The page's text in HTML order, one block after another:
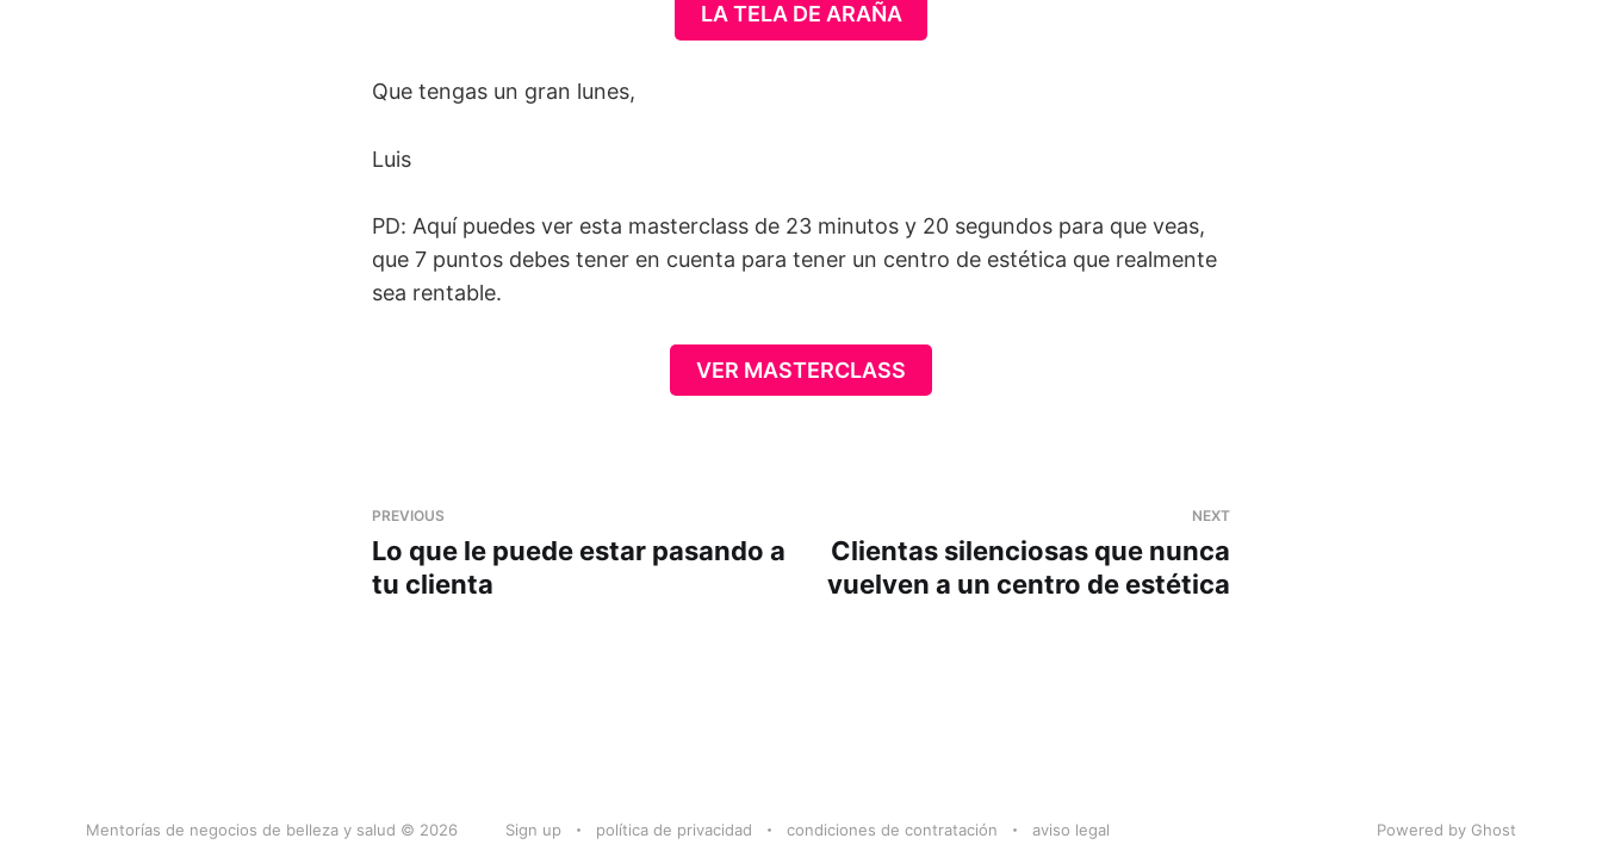
LA TELA DE ARAÑA
Que tengas un gran lunes,
Luis
PD: Aquí puedes ver esta masterclass de 23 minutos y 20 segundos para que veas,
que 7 puntos debes tener en cuenta para tener un centro de estética que realmente
sea rentable.
VER MASTERCLASS
PREVIOUS
Lo que le puede estar pasando a
tu clienta
NEXT
Clientas silenciosas que nunca
vuelven a un centro de estética
Mentorías de negocios de belleza y salud © 2026 Sign up política de privacidad condiciones de contratación aviso legal Powered by Ghost